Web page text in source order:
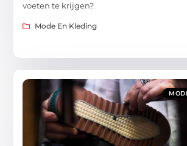
voeten te krijgen?
Mode En Kleding